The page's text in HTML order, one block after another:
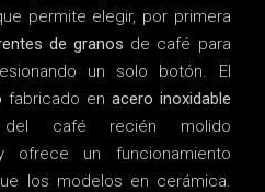
permite elegir, por primera
de granos de café para
un solo botón. El
fabricado en acero inoxidable
café recién molido
ofrece un funcionamiento
los modelos en cerámica.